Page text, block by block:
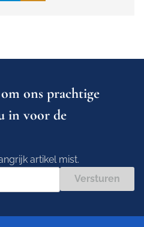
ons prachtige
in voor de
artikel mist.
Versturen